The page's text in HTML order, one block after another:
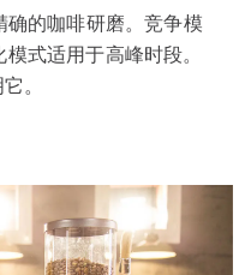
确的咖啡研磨。竞争模
式适用于高峰时段。
。